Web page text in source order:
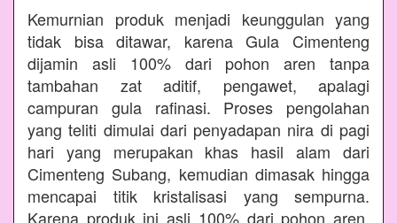
Kemurnian produk menjadi keunggulan yang
tidak bisa ditawar, karena Gula Cimenteng
dijamin asli 100% dari pohon aren tanpa
tambahan zat aditif, pengawet, apalagi
campuran gula rafinasi. Proses pengolahan
yang teliti dimulai dari penyadapan nira di pagi
hari yang merupakan khas hasil alam dari
Cimenteng Subang, kemudian dimasak hingga
mencapai titik kristalisasi yang sempurna.
Karena produk ini asli 100% dari pohon aren,